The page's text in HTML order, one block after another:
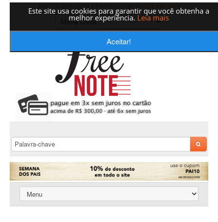
Este site usa cookies para garantir que você obtenha a
melhor experiência. Leia mais
Aceitar!